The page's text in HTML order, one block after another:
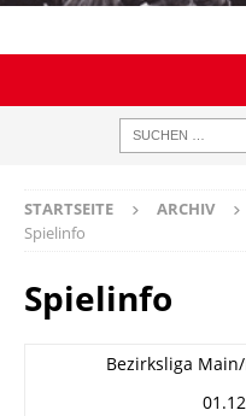
STARTSEITE ARCHIV
Spielinfo
Spielinfo
Bezirksliga